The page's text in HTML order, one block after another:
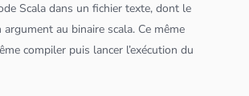
Scala dans un fichier texte, dont le
argument au binaire scala. Ce même
compiler puis lancer l’exécution du